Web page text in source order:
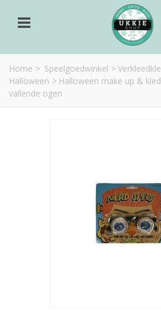
Home > Speelgoedwinkel >
Halloween > Halloween make up &
vallende ogen